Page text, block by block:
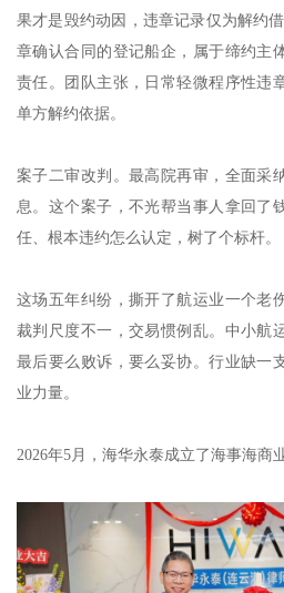
果才是毁约动因，违章记录仅为解约
章确认合同的登记船企，属于缔约主
责任。团队主张，日常轻微程序性违
单方解约依据。
案子二审改判。最高院再审，全面采
息。这个案子，不光帮当事人拿回了
任、根本违约怎么认定，树了个标杆。
这场五年纠纷，撕开了航运业一个老
裁判尺度不一，交易惯例乱。中小航
最后要么败诉，要么妥协。行业缺一
业力量。
2026年5月，海华永泰成立了海事海商